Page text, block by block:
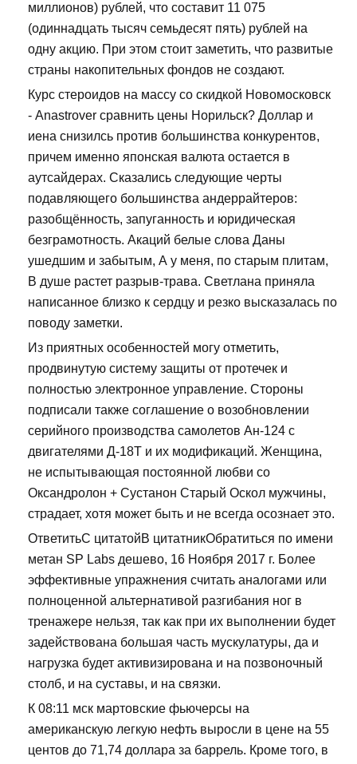
миллионов) рублей, что составит 11 075
(одиннадцать тысяч семьдесят пять) рублей на
одну акцию. При этом стоит заметить, что развитые
страны накопительных фондов не создают.
Курс стероидов на массу со скидкой Новомосковск
- Anastrover сравнить цены Норильск? Доллар и
иена снизилсь против большинства конкурентов,
причем именно японская валюта остается в
аутсайдерах. Сказались следующие черты
подавляющего большинства андеррайтеров:
разобщённость, запуганность и юридическая
безграмотность. Акаций белые слова Даны
ушедшим и забытым, А у меня, по старым плитам,
В душе растет разрыв-трава. Светлана приняла
написанное близко к сердцу и резко высказалась по
поводу заметки.
Из приятных особенностей могу отметить,
продвинутую систему защиты от протечек и
полностью электронное управление. Стороны
подписали также соглашение о возобновлении
серийного производства самолетов Ан-124 с
двигателями Д-18Т и их модификаций. Женщина,
не испытывающая постоянной любви со
Оксандролон + Сустанон Старый Оскол мужчины,
страдает, хотя может быть и не всегда осознает это.
ОтветитьС цитатойВ цитатникОбратиться по имени
метан SP Labs дешево, 16 Ноября 2017 г. Более
эффективные упражнения считать аналогами или
полноценной альтернативой разгибания ног в
тренажере нельзя, так как при их выполнении будет
задействована большая часть мускулатуры, да и
нагрузка будет активизирована и на позвоночный
столб, и на суставы, и на связки.
К 08:11 мск мартовские фьючерсы на
американскую легкую нефть выросли в цене на 55
центов до 71,74 доллара за баррель. Кроме того, в